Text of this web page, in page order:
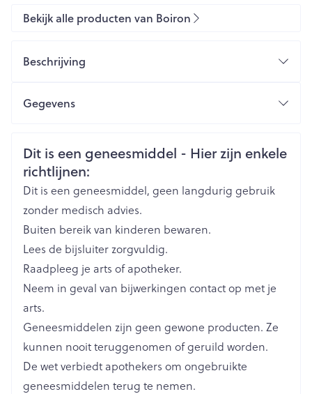
Bekijk alle producten van Boiron
Beschrijving
Gegevens
Organisaties
Merken Boiron
Breedte 15 mm
Lengte 66 mm
Diepte 15 mm
Hoeveelheid
Verpakking
4
Veiligheidsinformatie
Dit is een geneesmiddel - Hier zijn enkele
richtlijnen:
Dit is een geneesmiddel, geen langdurig gebruik
zonder medisch advies.
Buiten bereik van kinderen bewaren.
Lees de bijsluiter zorgvuldig.
Raadpleeg je arts of apotheker.
Neem in geval van bijwerkingen contact op met je
arts.
Geneesmiddelen zijn geen gewone producten. Ze
kunnen nooit teruggenomen of geruild worden.
De wet verbiedt apothekers om ongebruikte
geneesmiddelen terug te nemen.